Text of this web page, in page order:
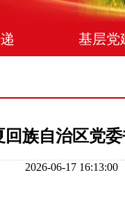
基层党
回族自治区党
2026-06-17